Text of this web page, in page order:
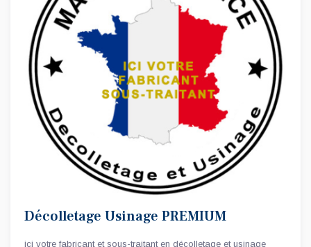
Décolletage Usinage PREMIUM
ici votre fabricant et sous-traitant en décolletage et usinage